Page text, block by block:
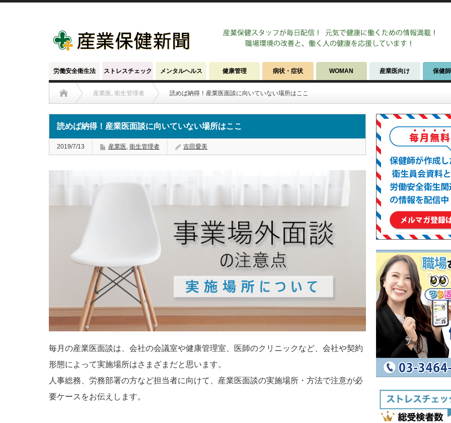
労働安全衛生法 ストレスチェック メンタルヘルス 健康管理 病状・症状 WOMAN 産業医向け 保健
産業医, 衛生管理者 読めば納得！産業医面談に向いていない場所はここ
読めば納得！産業医面談に向いていない場所はここ
2019/7/13 産業医, 衛生管理者 吉田愛美
毎月の産業医面談は、会社の会議室や健康管理室、医師のクリニックなど、会社や契約
形態によって実施場所はさまざまだと思います。
人事総務、労務部署の方など担当者に向けて、産業医面談の実施場所・方法で注意が必
要ケースをお伝えします。